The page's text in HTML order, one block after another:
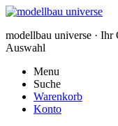
modellbau universe ·
Auswahl
Menu
Suche
Warenkorb
Konto